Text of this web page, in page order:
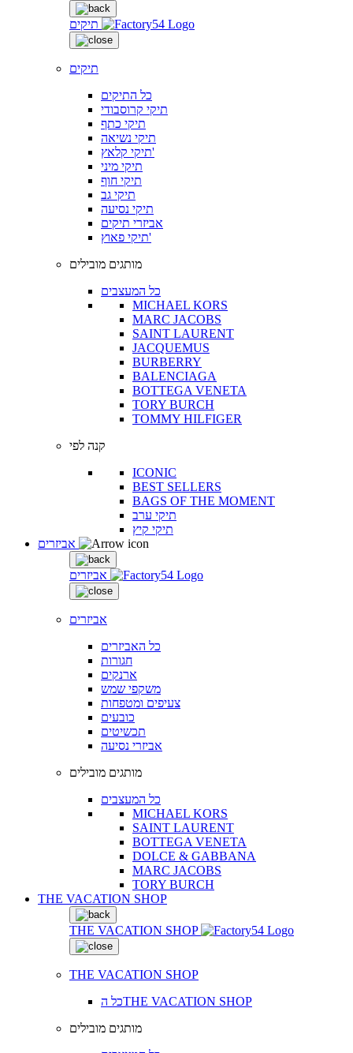
תיקים
תיקים
כל התיקים
תיקי קרוסבודי
תיקי כתף
תיקי נשיאה
תיקי קלאץ'
תיקי מיני
תיקי חוף
תיקי גב
תיקי נסיעה
אביזרי תיקים
תיקי פאוץ'
מותגים מובילים
כל המעצבים
MICHAEL KORS
MARC JACOBS
SAINT LAURENT
JACQUEMUS
BURBERRY
BALENCIAGA
BOTTEGA VENETA
TORY BURCH
TOMMY HILFIGER
קנה לפי
ICONIC
BEST SELLERS
BAGS OF THE MOMENT
תיקי ערב
תיקי קיץ
אביזרים
אביזרים
כל האביזרים
חגורות
ארנקים
משקפי שמש
צעיפים ומטפחות
כובעים
תכשיטים
אביזרי נסיעה
מותגים מובילים
כל המעצבים
MICHAEL KORS
SAINT LAURENT
BOTTEGA VENETA
DOLCE & GABBANA
MARC JACOBS
TORY BURCH
THE VACATION SHOP
THE VACATION SHOP
THE VACATION SHOP
כל הTHE VACATION SHOP
מותגים מובילים